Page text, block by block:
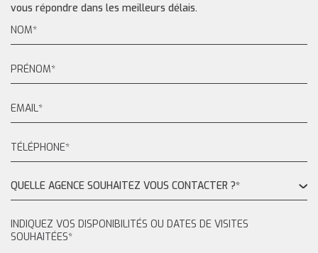
vous répondre dans les meilleurs délais.
QUELLE AGENCE SOUHAITEZ VOUS CONTACTER ?*